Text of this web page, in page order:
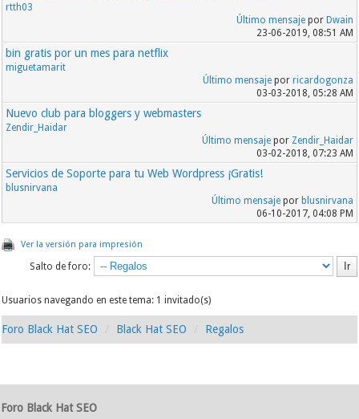
rtth03
Último mensajepor Dwain
23-06-2019, 08:51 AM
bin gratis por un mes para netflix
miguetamarit
Último mensajepor ricardogonza
03-03-2018, 05:28 AM
Nuevo club para bloggers y webmasters
Zendir_Haidar
Último mensajepor Zendir_Haidar
03-02-2018, 07:23 AM
Servicios de Soporte para tu Web Wordpress ¡Gratis!
blusnirvana
Último mensajepor blusnirvana
06-10-2017, 04:08 PM
Ver la versión para impresión
Salto de foro:
Usuarios navegando en este tema: 1 invitado(s)
Foro Black Hat SEO Black Hat SEO Regalos
Foro Black Hat SEO